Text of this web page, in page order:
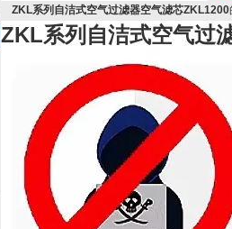
ZKL系列自洁式空气过滤器空气滤芯ZKL1200
ZKL系列自洁式空气过